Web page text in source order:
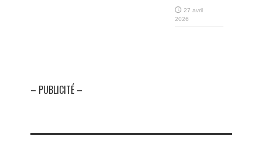
27 avril
2026
– PUBLICITÉ –